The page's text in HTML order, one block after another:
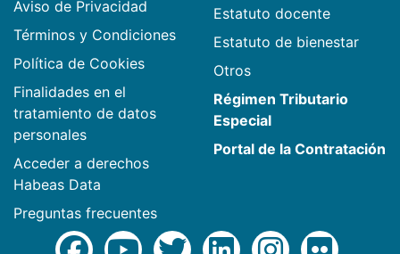
Aviso de Privacidad
Términos y Condiciones
Política de Cookies
Finalidades en el
tratamiento de datos
personales
Acceder a derechos
Habeas Data
Preguntas frecuentes
Estatuto docente
Estatuto de bienestar
Otros
Régimen Tributario
Especial
Portal de la Contratación